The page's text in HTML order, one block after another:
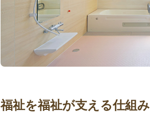
福祉を福祉が支える仕組み